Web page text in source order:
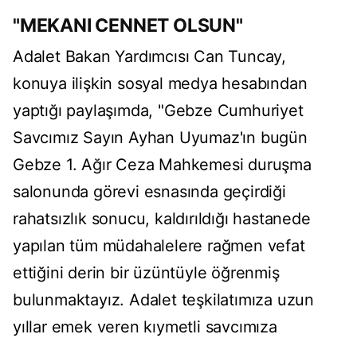
"MEKANI CENNET OLSUN"
Adalet Bakan Yardımcısı Can Tuncay,
konuya ilişkin sosyal medya hesabından
yaptığı paylaşımda, "Gebze Cumhuriyet
Savcımız Sayın Ayhan Uyumaz'ın bugün
Gebze 1. Ağır Ceza Mahkemesi duruşma
salonunda görevi esnasında geçirdiği
rahatsızlık sonucu, kaldırıldığı hastanede
yapılan tüm müdahalelere rağmen vefat
ettiğini derin bir üzüntüyle öğrenmiş
bulunmaktayız. Adalet teşkilatımıza uzun
yıllar emek veren kıymetli savcımıza